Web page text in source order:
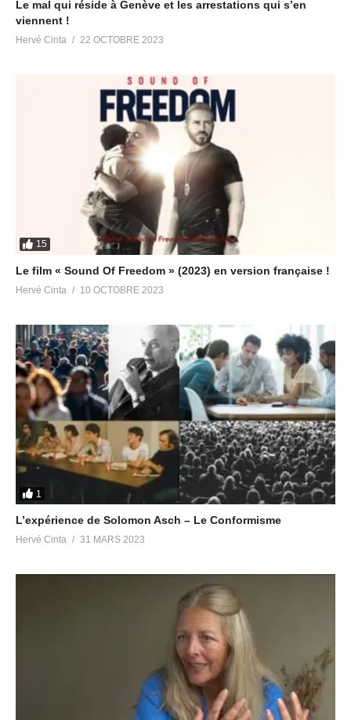
Le mal qui réside à Genève et les arrestations qui s’en
viennent !
Hervé Cinta 22 OCTOBRE 2023
15
Le film « Sound Of Freedom » (2023) en version française !
Hervé Cinta 10 OCTOBRE 2023
1
L’expérience de Solomon Asch – Le Conformisme
Hervé Cinta 31 MARS 2023